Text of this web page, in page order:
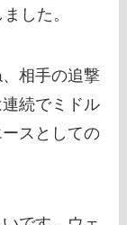
した。
相手の追撃
続でミドル
スとしての